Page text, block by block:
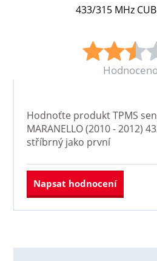
433/315 MHz
Hodnoťte produktTPMS
MARANELLO (2010 - 2012)
stříbrnýjako první
Napsat hodnocení